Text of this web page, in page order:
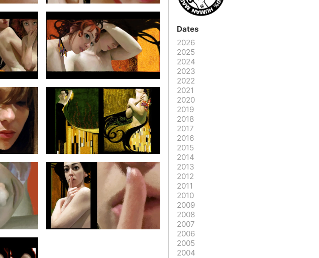
Dates
2026
2025
2024
2023
2022
2021
2020
2019
2018
2017
2016
2015
2014
2013
2012
2011
2010
2009
2008
2007
2006
2005
2004